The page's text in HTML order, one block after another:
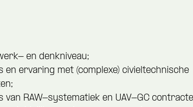
en denkniveau;
en ervaring met (complexe) civieltechnische
van RAW-systematiek en UAV-GC